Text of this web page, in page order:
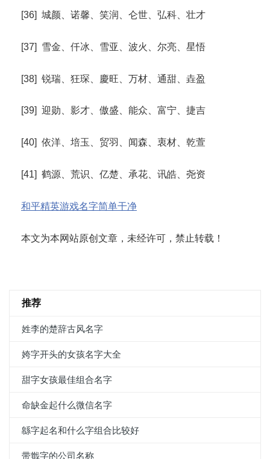
[36] 城颜、诺馨、笑润、仑世、弘科、壮才
[37] 雪金、仟冰、雪亚、波火、尔亮、星悟
[38] 锐瑞、狂琛、慶旺、万材、通甜、垚盈
[39] 迎勋、影才、傲盛、能众、富宁、捷吉
[40] 依洋、培玉、贸羽、闻森、衷材、乾萱
[41] 鹤源、荒识、亿楚、承花、讯皓、尧资
和平精英游戏名字简单干净
本文为本网站原创文章，未经许可，禁止转载！
推荐
姓李的楚辞古风名字
姱字开头的女孩名字大全
甜字女孩最佳组合名字
命缺金起什么微信名字
緜字起名和什么字组合比较好
带韱字的公司名称